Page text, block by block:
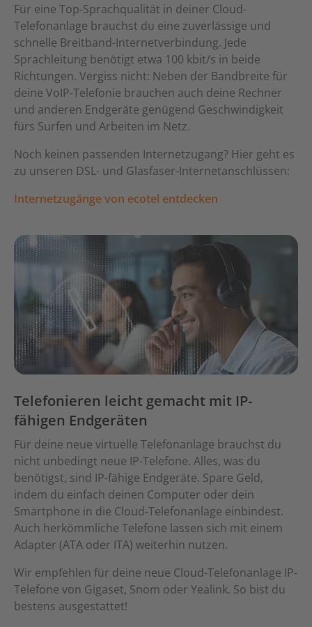
Für eine Top-Sprachqualität in deiner Cloud-
Telefonanlage brauchst du eine zuverlässige und
schnelle Breitband-Internetverbindung. Jede
Sprachleitung benötigt etwa 100 kbit/s in beide
Richtungen. Vergiss nicht: Neben der Bandbreite für
deine VoIP-Telefonie brauchen auch deine Rechner
und anderen Endgeräte genügend Geschwindigkeit
fürs Surfen und Arbeiten im Netz.
Noch keinen passenden Internetzugang? Hier geht es
zu unseren DSL- und Glasfaser-Internetanschlüssen:
Internetzugänge von ecotel entdecken
Telefonieren leicht gemacht mit IP-
fähigen Endgeräten
Für deine neue virtuelle Telefonanlage brauchst du
nicht unbedingt neue IP-Telefone. Alles, was du
benötigst, sind IP-fähige Endgeräte. Spare Geld,
indem du einfach deinen Computer oder dein
Smartphone in die Cloud-Telefonanlage einbindest.
Auch herkömmliche Telefone lassen sich mit einem
Adapter (ATA oder ITA) weiterhin nutzen.
Wir empfehlen für deine neue Cloud-Telefonanlage IP-
Telefone von Gigaset, Snom oder Yealink. So bist du
bestens ausgestattet!